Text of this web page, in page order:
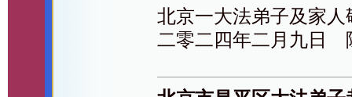
北京一大法弟子及家人
二零二四年二月九日